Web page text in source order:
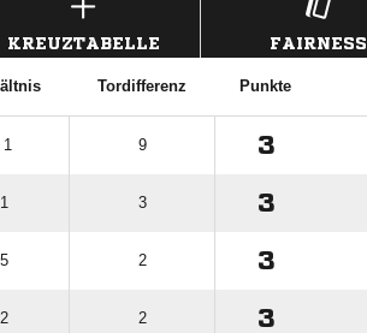
KREUZTABELLE FAIRNESS
Tordifferenz Punkte
1 9 3
3 3
2 3
2 3